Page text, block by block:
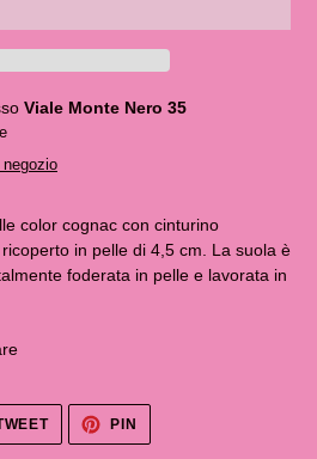
Viale Monte Nero 35
color cognac con cinturino
in pelle di 4,5 cm. La suola è
foderata in pelle e lavorata in
TWITTA
TWITTER
PIN
PINTEREST